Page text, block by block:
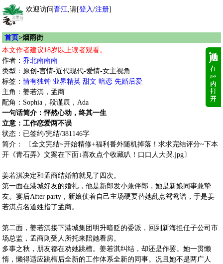
欢迎访问晋江,请[登入/注册]
首页>烟雨街
本文作者建议18岁以上读者观看。
作者： 乔北南南南
类型：原创-言情-近代现代-爱情-女主视角
标签：情有独钟 业界精英 甜文 暗恋 先婚后爱
主角：姜若淇，孟商
配角：Sophia，段谨辰，Ada
一句话简介：怦然心动，终其一生
立意：工作恋爱两不误
状态：已签约/完结/381146字
简介： 〔全文完结~开始精修+福利番外随机掉落！求求完结评分~下本
开《青石弄》文案在下面↓喜欢点个收藏叭！口口人大哭.jpg〕
姜若淇决定和孟商结婚前就见了四次。
第一面在港城好友的婚礼，他是新郎发小兼伴郎，她是新娘同事兼挚
友。宴后After party，新娘仗着自己主场硬要替她乱点鸳鸯谱，于是姜
若淇点名道姓指了孟商。
第二面，姜若淇接下港城集团明升暗贬的委派，回到新海担任子公司市
场总监，孟商则受人所托来陪她看房。
多事之秋，朋友都在劝她跳槽。姜若淇纠结，却还是作罢。她一贯懒
惰，懒得适应跳槽后全新的工作体系全新的同事。况且她不是两广人